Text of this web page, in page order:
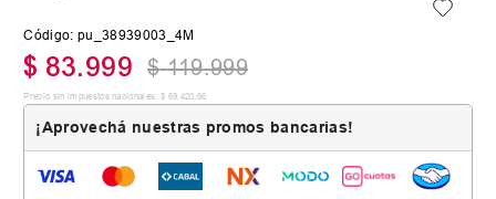
Código: pu_38939003_4M
$ 83.999 $ 119.999
Precio sin impuestos nacionales: $ 69 420 66
¡Aprovechá nuestras promos bancarias!